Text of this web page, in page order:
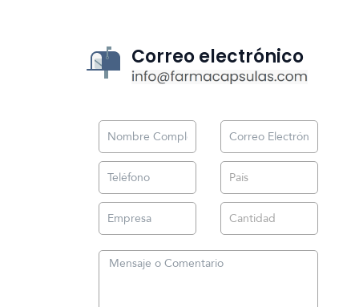
Correo electrónico